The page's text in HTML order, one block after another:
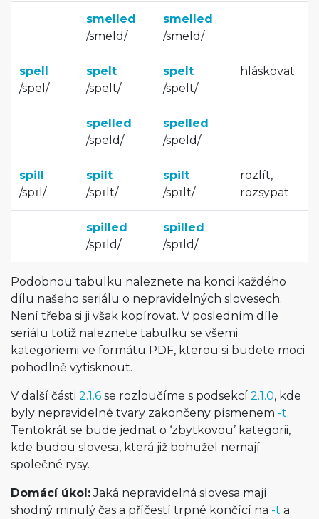
smelled
/smeld/
smelled
/smeld/
spell
/spel /
spelt
/spelt/
spelt
/spelt/
hláskovat
spelled
/speld/
spelled
/speld/
spill
/spɪl /
spilt
/spɪlt/
spilt
/spɪlt/
rozlít,
rozsypat
spilled
/spɪld/
spilled
/spɪld/
Podobnou tabulku naleznete na konci každého
dílu našeho seriálu o nepravidelných slovesech.
Není třeba si ji však kopírovat. V posledním díle
seriálu totiž naleznete tabulku se všemi
kategoriemi ve formátu PDF, kterou si budete moci
pohodlně vytisknout.
V další části 2.1.6 se rozloučíme s podsekcí 2.1.0, kde
byly nepravidelné tvary zakončeny písmenem -t.
Tentokrát se bude jednat o ‘zbytkovou’ kategorii,
kde budou slovesa, která již bohužel nemají
společné rysy.
Domácí úkol:Jaká nepravidelná slovesa mají
shodný minulý čas a příčestí trpné končící na -t a